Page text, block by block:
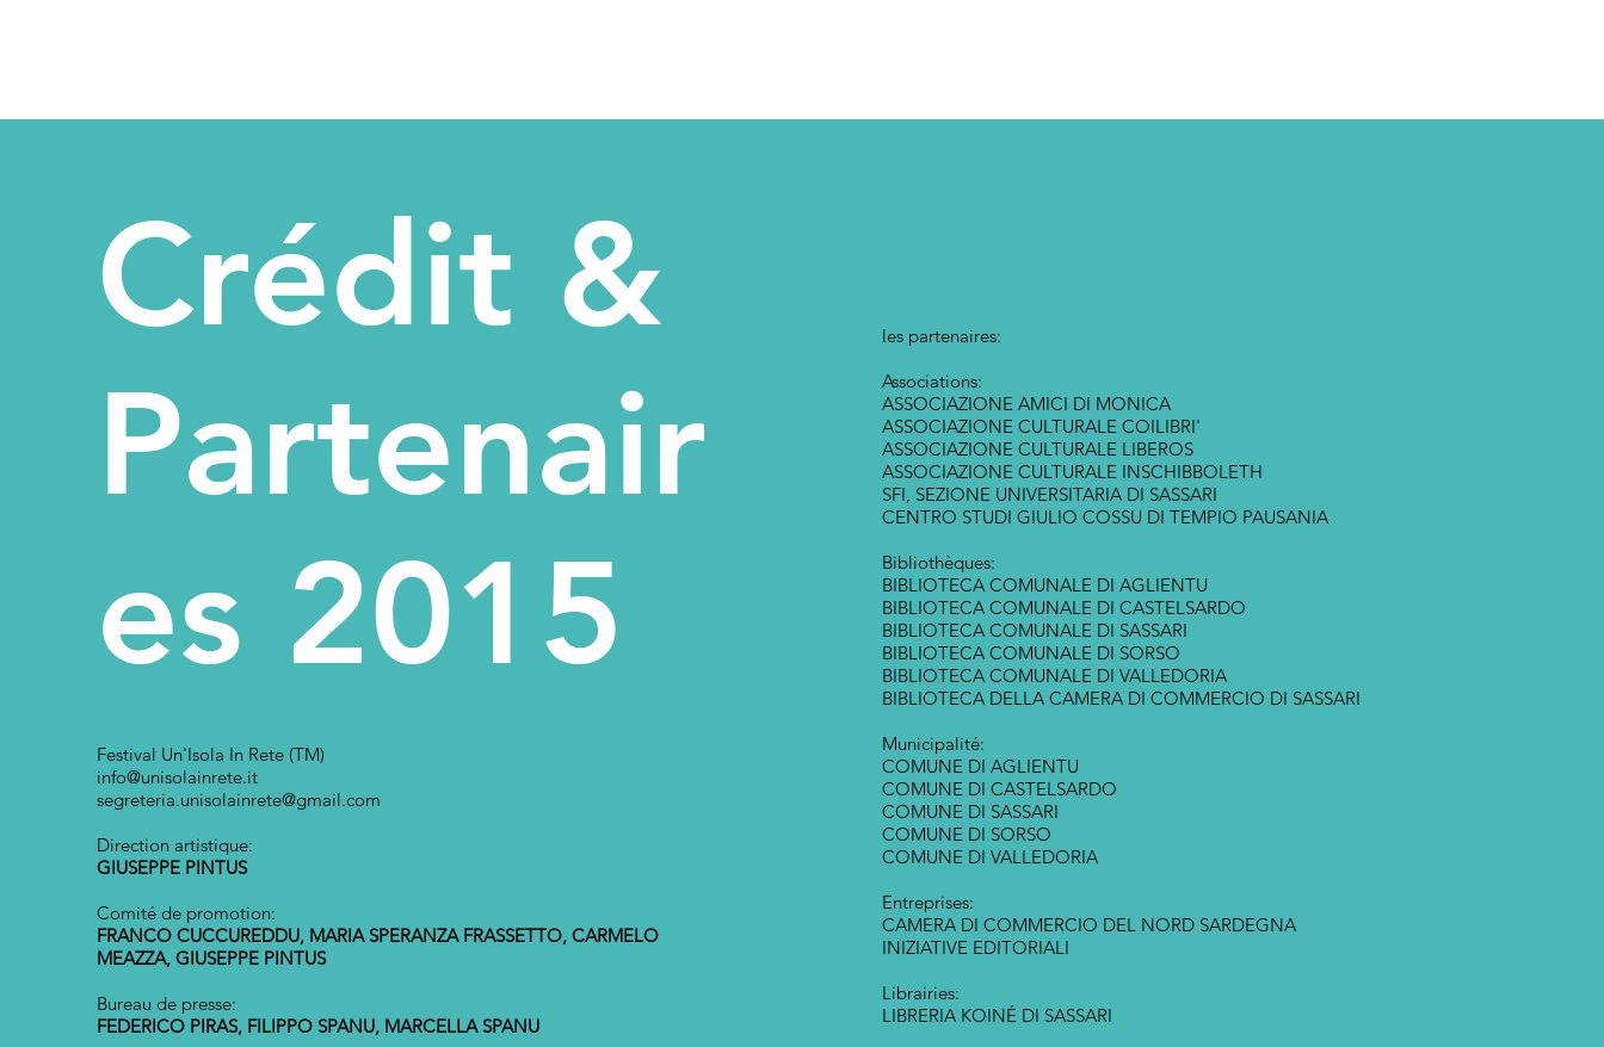
Crédit &
Partenair
es 2015
Festival Un'Isola In Rete (TM)
info@unisolainrete.it
segreteria.unisolainrete@gmail.com
Direction artistique:
GIUSEPPE PINTUS
Comité de promotion:
FRANCO CUCCUREDDU, MARIA SPERANZA FRASSETTO, CARMELO
MEAZZA, GIUSEPPE PINTUS
Bureau de presse:
FEDERICO PIRAS, FILIPPO SPANU, MARCELLA SPANU
les partenaires:
Associations:
ASSOCIAZIONE AMICI DI MONICA
ASSOCIAZIONE CULTURALE COILIBRI'
ASSOCIAZIONE CULTURALE LIBEROS
ASSOCIAZIONE CULTURALE INSCHIBBOLETH
SFI, SEZIONE UNIVERSITARIA DI SASSARI
CENTRO STUDI GIULIO COSSU DI TEMPIO PAUSANIA
Bibliothèques:
BIBLIOTECA COMUNALE DI AGLIENTU
BIBLIOTECA COMUNALE DI CASTELSARDO
BIBLIOTECA COMUNALE DI SASSARI
BIBLIOTECA COMUNALE DI SORSO
BIBLIOTECA COMUNALE DI VALLEDORIA
BIBLIOTECA DELLA CAMERA DI COMMERCIO DI SASSARI
Municipalité:
COMUNE DI AGLIENTU
COMUNE DI CASTELSARDO
COMUNE DI SASSARI
COMUNE DI SORSO
COMUNE DI VALLEDORIA
Entreprises:
CAMERA DI COMMERCIO DEL NORD SARDEGNA
INIZIATIVE EDITORIALI
Librairies:
LIBRERIA KOINÉ DI SASSARI